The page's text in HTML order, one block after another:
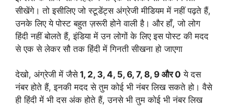
सीखेंगे। तो इसीलिए जो स्टूडेंट्स अंग्रेजी मीडियम में नहीं पढ़ते हैं,
उनके लिए ये पोस्ट बहुत ज़रूरी होने वाली है। और हाँ, जो लोग
हिंदी नहीं बोलते हैं, इंडिया में उन लोगों के लिए इस पोस्ट की मदद
से एक से लेकर सौ तक हिंदी में गिनती सीखना हो जाएगा
देखो, अंग्रेजी में जैसे1, 2, 3, 4, 5, 6, 7, 8, 9 और 0 ये दस
नंबर होते हैं, इनकी मदद से तुम कोई भी नंबर लिख सकते हो। वैसे
ही हिंदी में भी दस अंक होते हैं, उनसे भी तुम कोई भी नंबर लिख